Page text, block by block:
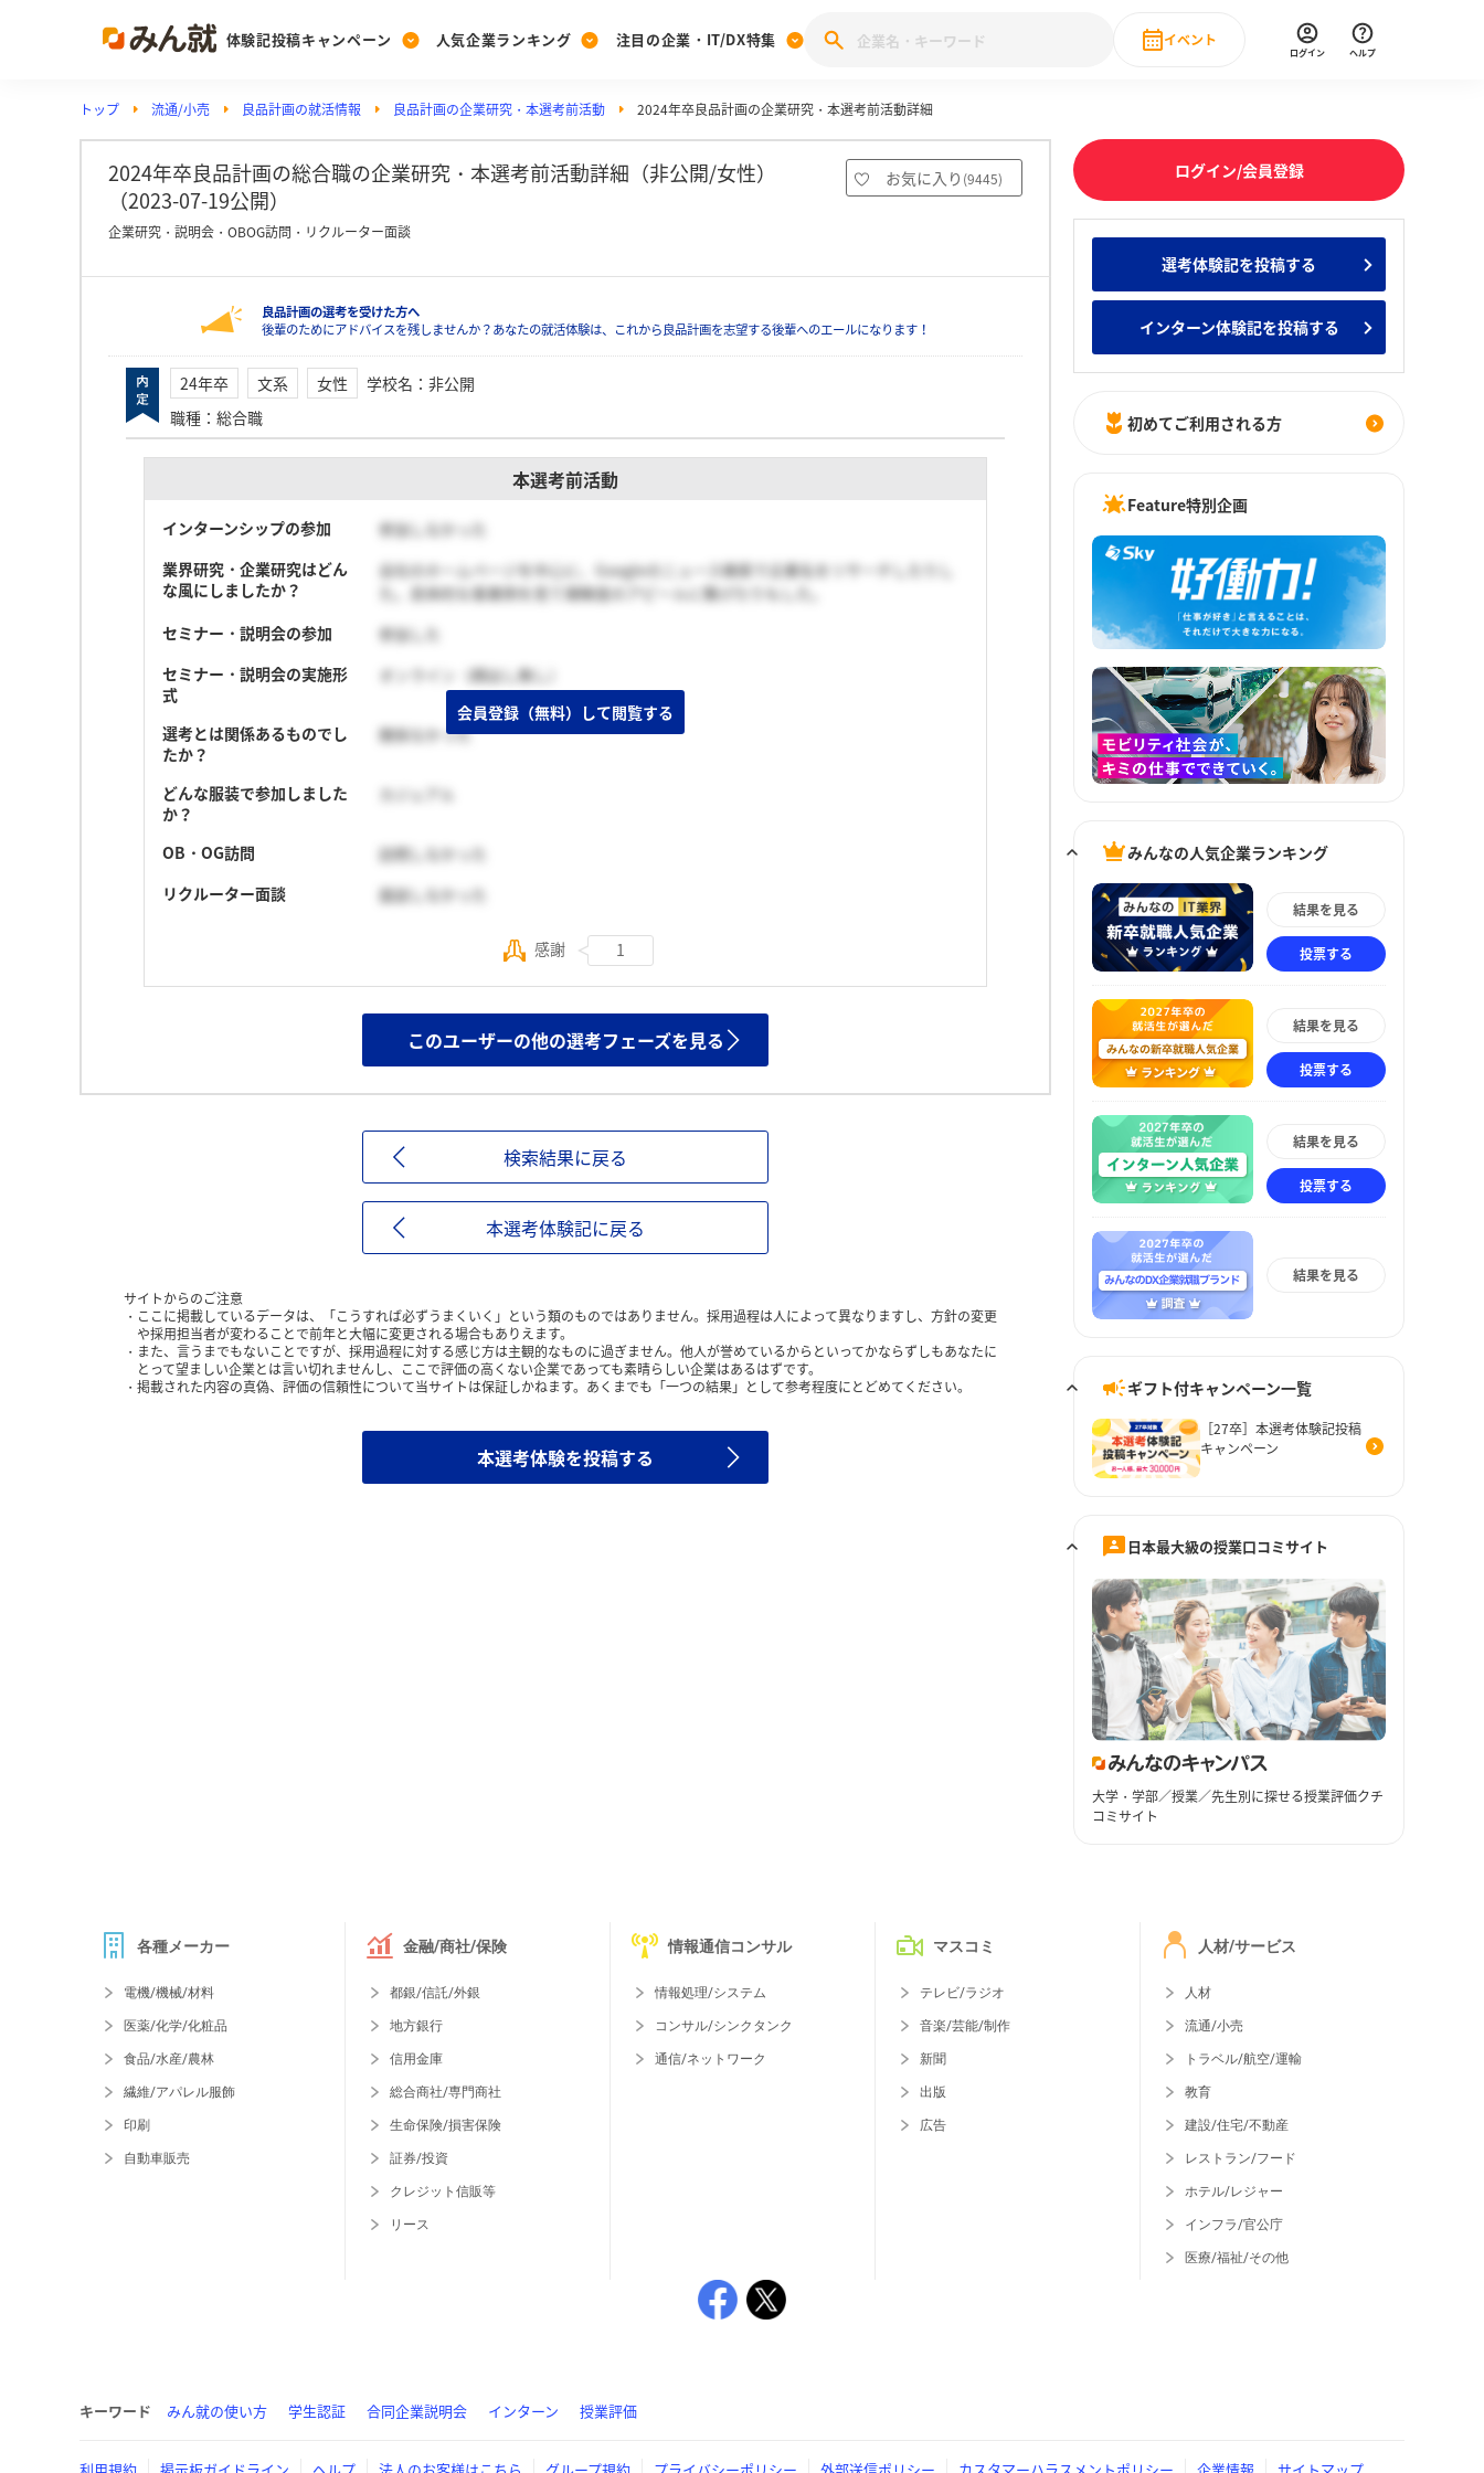
体験記投稿キャンペーン
Post
投稿する
[27卒] 本選考体験記投稿キャンペーン
人気企業ランキング
Ranking
ランキングを見る
みんなのDX企業就職ブランド調査
Vote みんなの新卒就職人気企業ランキング みんなのインターン人気企業ランキ
注目の企業・IT/DX特集
PickUp
注目の企業特集
28卒 IT・DX現場社員インタビュー
動画で知ろう！業界・企業研究
イベント
直近のイベント一覧
ログイン ヘルプ
トップ 流通/小売 良品計画の就活情報 良品計画の企業研究・本選考前活動 2024年卒良品計画の企業研究・本選考前活動詳細
2024年卒良品計画の総合職の企業研究・本選考前活動詳細（非公開/女性）
（2023-07-19公開）
お気に入り (9445)
企業研究・説明会・OBOG訪問・リクルーター面談
良品計画の選考を受けた方へ
後輩のためにアドバイスを残しませんか？あなたの就活体験は、これから良品計画を志望する後輩へのエールになります！
24年卒 文系 女性 学校名 ： 非公開
職種 ： 総合職
本選考前活動
インターンシップの参加
参加しなかった
業界研究・企業研究はどん
な風にしましたか？
会社のホームページを中心に、Googleのニュース検索で企業名をリサーチしたりし
た。具体的な事業例を見て理解度のアピールに繋げたりもした。
セミナー・説明会の参加
参加した
セミナー・説明会の実施形
式
オンライン（顔出し無し）
選考とは関係あるものでし
たか？
関係なかった
どんな服装で参加しました
か？
カジュアル
OB・OG訪問
訪問しなかった
リクルーター面談
面談しなかった
会員登録（無料）して閲覧する
感謝 1
このユーザーの他の選考フェーズを見る
検索結果に戻る
本選考体験記に戻る
サイトからのご注意
ここに掲載しているデータは、「こうすれば必ずうまくいく」という類のものではありません。採用過程は人によって異なりますし、方針の変更
や採用担当者が変わることで前年と大幅に変更される場合もありえます。
また、言うまでもないことですが、採用過程に対する感じ方は主観的なものに過ぎません。他人が誉めているからといってかならずしもあなたに
とって望ましい企業とは言い切れませんし、ここで評価の高くない企業であっても素晴らしい企業はあるはずです。
掲載された内容の真偽、評価の信頼性について当サイトは保証しかねます。あくまでも「一つの結果」として参考程度にとどめてください。
本選考体験を投稿する
ログイン/会員登録
選考体験記を投稿する
インターン体験記を投稿する
初めてご利用される方
Feature特別企画
みんなの人気企業ランキング
結果を見る
投票する
結果を見る
投票する
結果を見る
投票する
結果を見る
ギフト付キャンペーン一覧
［27卒］本選考体験記投稿
キャンペーン
日本最大級の授業口コミサイト
大学・学部／授業／先生別に探せる授業評価クチ
コミサイト
各種メーカー
電機/機械/材料
医薬/化学/化粧品
食品/水産/農林
繊維/アパレル服飾
印刷
自動車販売
金融/商社/保険
都銀/信託/外銀
地方銀行
信用金庫
総合商社/専門商社
生命保険/損害保険
証券/投資
クレジット信販等
リース
情報通信コンサル
情報処理/システム
コンサル/シンクタンク
通信/ネットワーク
マスコミ
テレビ/ラジオ
音楽/芸能/制作
新聞
出版
広告
人材/サービス
人材
流通/小売
トラベル/航空/運輸
教育
建設/住宅/不動産
レストラン/フード
ホテル/レジャー
インフラ/官公庁
医療/福祉/その他
キーワード みん就の使い方 学生認証 合同企業説明会 インターン 授業評価